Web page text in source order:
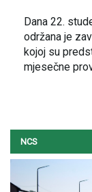
Dana 22.
održana je
kojoj su
mjesečne
NCS